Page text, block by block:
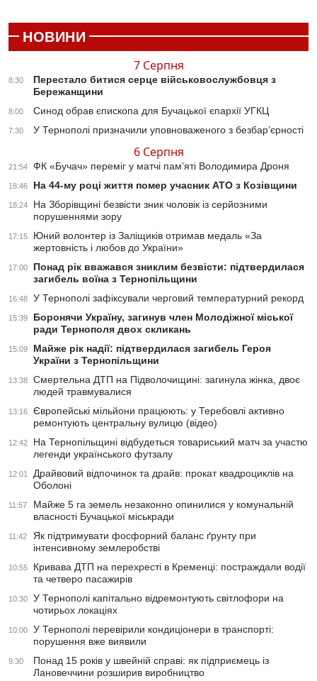
НОВИНИ
7 Серпня
8:30
Перестало битися серце військовослужбовця з
Бережанщини
8:00 Синод обрав єпископа для Бучацької єпархії УГКЦ
7:30 У Тернополі призначили уповноваженого з безбар’єрності
6 Серпня
21:54 ФК «Бучач» переміг у матчі пам’яті Володимира Дроня
18:46 На 44-му році життя помер учасник АТО з Козівщини
18:24
На Зборівщині безвісти зник чоловік із серйозними
порушеннями зору
17:15
Юний волонтер із Заліщиків отримав медаль «За
жертовність і любов до України»
17:00
Понад рік вважався зниклим безвісти: підтвердилася
загибель воїна з Тернопільщини
16:48 У Тернополі зафіксували черговий температурний рекорд
15:39
Боронячи Україну, загинув член Молодіжної міської
ради Тернополя двох скликань
15:09
Майже рік надії: підтвердилася загибель Героя
України з Тернопільщини
13:38
Смертельна ДТП на Підволочищині: загинула жінка, двоє
людей травмувалися
13:16
Європейські мільйони працюють: у Теребовлі активно
ремонтують центральну вулицю (відео)
12:42
На Тернопільщині відбудеться товариський матч за участю
легенди українського футзалу
12:01
Драйвовий відпочинок та драйв: прокат квадроциклів на
Оболоні
11:57
Майже 5 га земель незаконно опинилися у комунальній
власності Бучацької міськради
11:42
Як підтримувати фосфорний баланс ґрунту при
інтенсивному землеробстві
10:55
Кривава ДТП на перехресті в Кременці: постраждали водії
та четверо пасажирів
10:30
У Тернополі капітально відремонтують світлофори на
чотирьох локаціях
10:00
У Тернополі перевірили кондиціонери в транспорті:
порушення вже виявили
9:30
Понад 15 років у швейній справі: як підприємець із
Лановеччини розширив виробництво